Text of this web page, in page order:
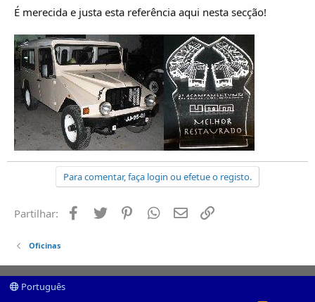
É merecida e justa esta referência aqui nesta secção!
Para comentar, faça login ou efetue o registo.
Partilhar: Facebook
Twitter PinterestWhatsapp
Email
Oficinas
Português